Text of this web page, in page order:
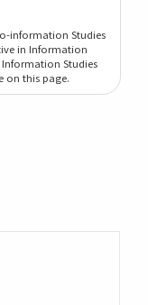
information Studies
in Information
Studies
on this page.